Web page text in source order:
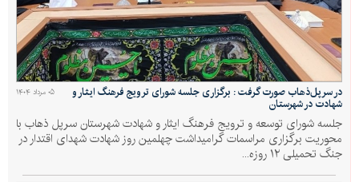
۰۵ مرداد ۱۴۰۴ در سرپل‌ذهاب صورت گرفت : برگزاری جلسه شورای ترویج فرهنگ ایثار و
شهادت در شهرستان
جلسه شورای توسعه و ترویج فرهنگ ایثار و شهادت شهرستان سرپل ذهاب با
محوریت برگزاری مراسمات گرامیداشت چهلمین روز شهادت شهدای اقتدار در
جنگ تحمیلی ۱۲ روزه...